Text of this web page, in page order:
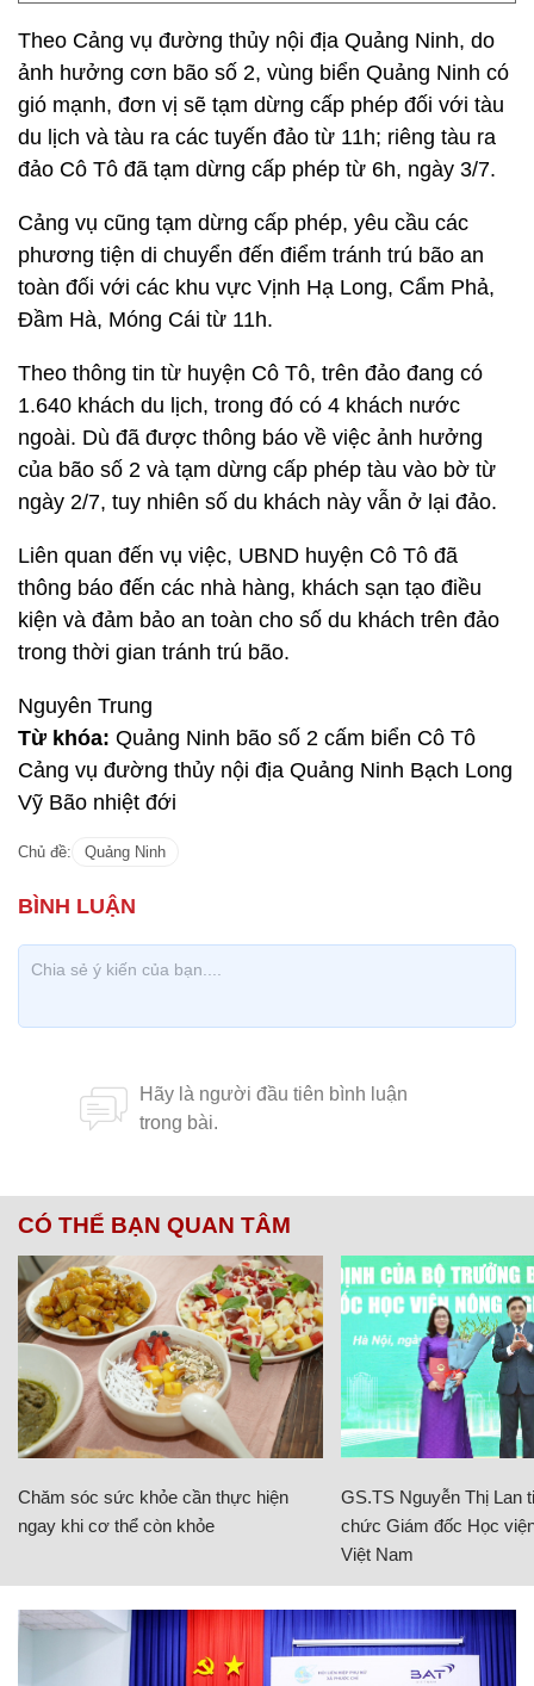
Theo Cảng vụ đường thủy nội địa Quảng Ninh, do
ảnh hưởng cơn bão số 2, vùng biển Quảng Ninh có
gió mạnh, đơn vị sẽ tạm dừng cấp phép đối với tàu
du lịch và tàu ra các tuyến đảo từ 11h; riêng tàu ra
đảo Cô Tô đã tạm dừng cấp phép từ 6h, ngày 3/7.
Cảng vụ cũng tạm dừng cấp phép, yêu cầu các
phương tiện di chuyển đến điểm tránh trú bão an
toàn đối với các khu vực Vịnh Hạ Long, Cẩm Phả,
Đầm Hà, Móng Cái từ 11h.
Theo thông tin từ huyện Cô Tô, trên đảo đang có
1.640 khách du lịch, trong đó có 4 khách nước
ngoài. Dù đã được thông báo về việc ảnh hưởng
của bão số 2 và tạm dừng cấp phép tàu vào bờ từ
ngày 2/7, tuy nhiên số du khách này vẫn ở lại đảo.
Liên quan đến vụ việc, UBND huyện Cô Tô đã
thông báo đến các nhà hàng, khách sạn tạo điều
kiện và đảm bảo an toàn cho số du khách trên đảo
trong thời gian tránh trú bão.
Nguyên Trung
Từ khóa: Quảng Ninh bão số 2 cấm biển Cô Tô
Cảng vụ đường thủy nội địa Quảng Ninh Bạch Long
Vỹ Bão nhiệt đới
Chủ đề: Quảng Ninh
CÓ THỂ BẠN QUAN TÂM
Chăm sóc sức khỏe cần thực hiện
ngay khi cơ thể còn khỏe
GS.TS Nguyễn Thị Lan
chức Giám đốc Học
Việt Nam